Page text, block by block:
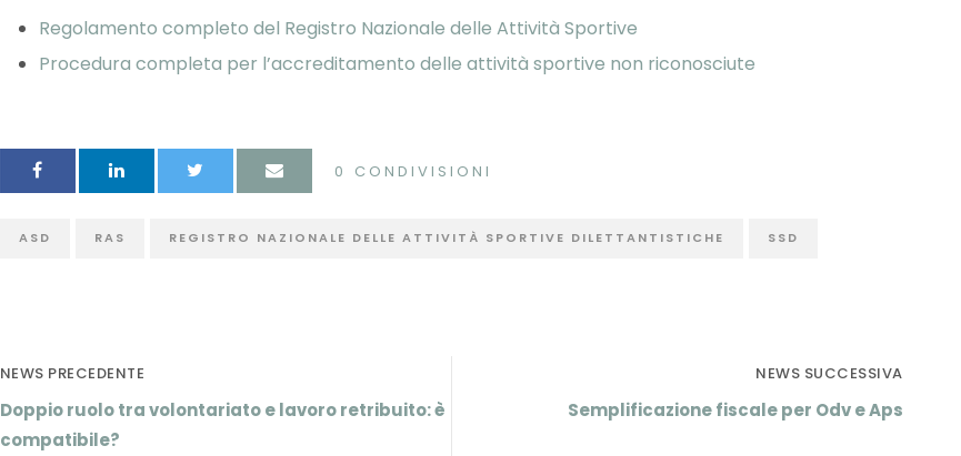
Regolamento completo del Registro Nazionale delle Attività Sportive
Procedura completa per l’accreditamento delle attività sportive non riconosciute
0 CONDIVISIONI
ASD RAS REGISTRO NAZIONALE DELLE ATTIVITÀ SPORTIVE DILETTANTISTICHE SSD
NEWS PRECEDENTE
Doppio ruolo tra volontariato e lavoro retribuito: è
compatibile?
NEWS SUCCESSIVA
Semplificazione fiscale per Odv e Aps